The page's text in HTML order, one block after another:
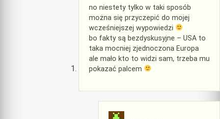
no niestety tylko w taki sposób
można się przyczepić do mojej
wcześniejszej wypowiedzi
bo fakty są bezdyskusyjne – USA to
taka mocniej zjednoczona Europa
ale mało kto to widzi sam, trzeba mu
pokazać palcem